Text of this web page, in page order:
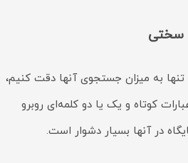
به میزان جستجوی آنها دقت کنیم،
کوتاه و یک یا دو کلمه‌ای روبرو
در آنها بسیار دشوار است.